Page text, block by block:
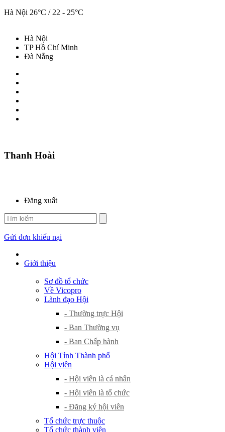
Hà Nội 26°C / 22 - 25°C
Hà Nội
TP Hồ Chí Minh
Đà Nẵng
Thanh Hoài
Đăng xuất
Gửi đơn khiếu nại
Giới thiệu
Sơ đồ tổ chức
Về Vicopro
Lãnh đạo Hội
- Thường trực Hội
- Ban Thường vụ
- Ban Chấp hành
Hội Tỉnh Thành phố
Hội viên
- Hội viên là cá nhân
- Hội viên là tổ chức
- Đăng ký hội viên
Tổ chức trực thuộc
Tổ chức thành viên